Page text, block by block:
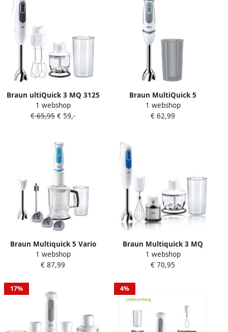
Braun ultiQuick 3 MQ 3125
B 0 6 l Staafmixer 750 W
Grijs Wit
1 webshop
€ 65,95 € 59,-
Braun MultiQuick 5
MQ5200WH 0 6 l Staafmixer
1000 W Wit
1 webshop
€ 62,99
Braun Multiquick 5 Vario
staafmixer MQ 5260 Twist
wit blauw
1 webshop
€ 87,99
Braun Multiquick 3 MQ
3038 WH Spice+ Staafmixer
1 webshop
€ 70,95
17% 4%